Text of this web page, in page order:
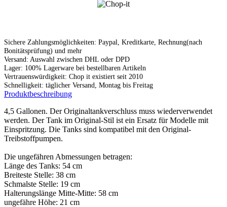
Sichere Zahlungsmöglichkeiten: Paypal, Kreditkarte, Rechnung(nach
Bonitätsprüfung) und mehr
Versand: Auswahl zwischen DHL oder DPD
Lager: 100% Lagerware bei bestellbaren Artikeln
Vertrauenswürdigkeit: Chop it existiert seit 2010
Schnelligkeit: täglicher Versand, Montag bis Freitag
Produktbeschreibung
4,5 Gallonen. Der Originaltankverschluss muss wiederverwendet
werden. Der Tank im Original-Stil ist ein Ersatz für Modelle mit
Einspritzung. Die Tanks sind kompatibel mit den Original-
Treibstoffpumpen.
Die ungefähren Abmessungen betragen:
Länge des Tanks: 54 cm
Breiteste Stelle: 38 cm
Schmalste Stelle: 19 cm
Halterungslänge Mitte-Mitte: 58 cm
ungefähre Höhe: 21 cm